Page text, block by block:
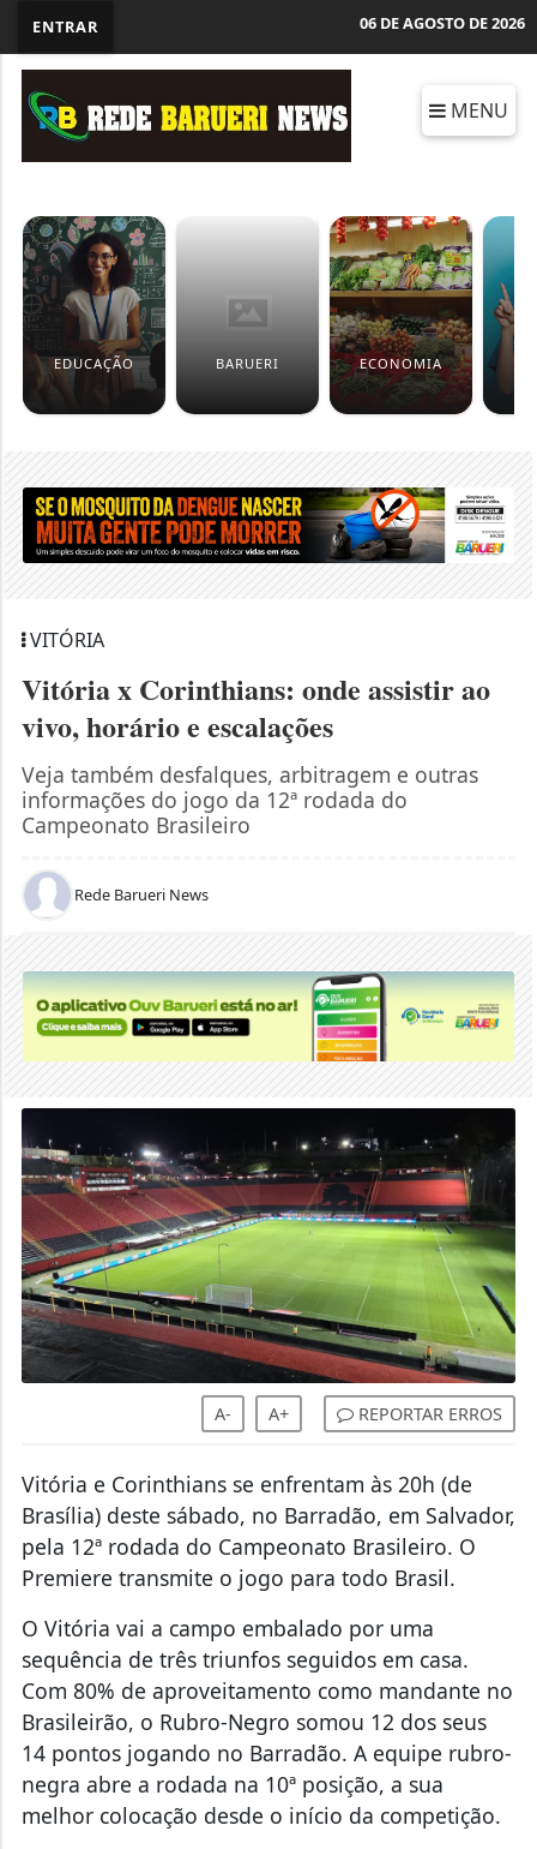
ENTRAR 06 DE AGOSTO DE 2026
MENU
EDUCAÇÃO BARUERI ECONOMIA
VITÓRIA
Vitória x Corinthians: onde assistir ao
vivo, horário e escalações
Veja também desfalques, arbitragem e outras
informações do jogo da 12ª rodada do
Campeonato Brasileiro
Rede Barueri News
A- A+ REPORTAR ERROS
Vitória e Corinthians se enfrentam às 20h (de
Brasília) deste sábado, no Barradão, em Salvador,
pela 12ª rodada do Campeonato Brasileiro. O
Premiere transmite o jogo para todo Brasil.
O Vitória vai a campo embalado por uma
sequência de três triunfos seguidos em casa.
Com 80% de aproveitamento como mandante no
Brasileirão, o Rubro-Negro somou 12 dos seus
14 pontos jogando no Barradão. A equipe rubro-
negra abre a rodada na 10ª posição, a sua
melhor colocação desde o início da competição.